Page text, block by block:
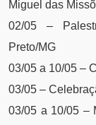
Miguel das
02/05 –
Preto/MG
03/05 a 10/05 –
03/05 –
03/05 a 10/05 –